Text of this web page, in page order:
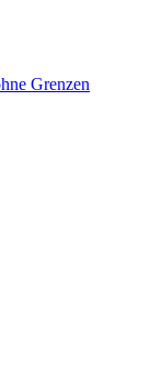
Grenzen